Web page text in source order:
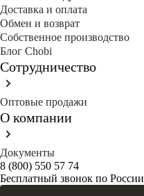
Доставка и оплата
Обмен и возврат
Собственное производство
Блог Сhobi
Сотрудничество
Оптовые продажи
О компании
Документы
8 (800) 550 57 74
Бесплатный звонок по России